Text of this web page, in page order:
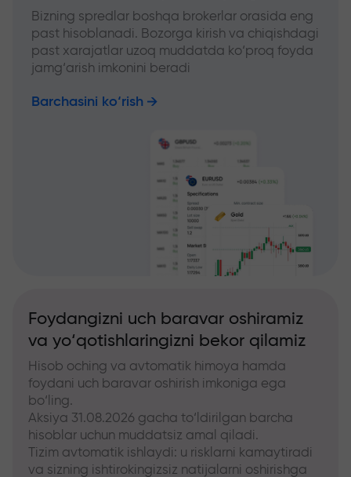
Bizning spredlar boshqa brokerlar orasida eng
past hisoblanadi. Bozorga kirish va chiqishdagi
past xarajatlar uzoq muddatda ko‘proq foyda
jamg‘arish imkonini beradi
Barchasini ko‘rish
Foydangizni uch baravar oshiramiz
va yo‘qotishlaringizni bekor qilamiz
Hisob oching va avtomatik himoya hamda
foydani uch baravar oshirish imkoniga ega
bo‘ling.
Aksiya 31.08.2026 gacha to‘ldirilgan barcha
hisoblar uchun muddatsiz amal qiladi.
Tizim avtomatik ishlaydi: u risklarni kamaytiradi
va sizning ishtirokingizsiz natijalarni oshirishga